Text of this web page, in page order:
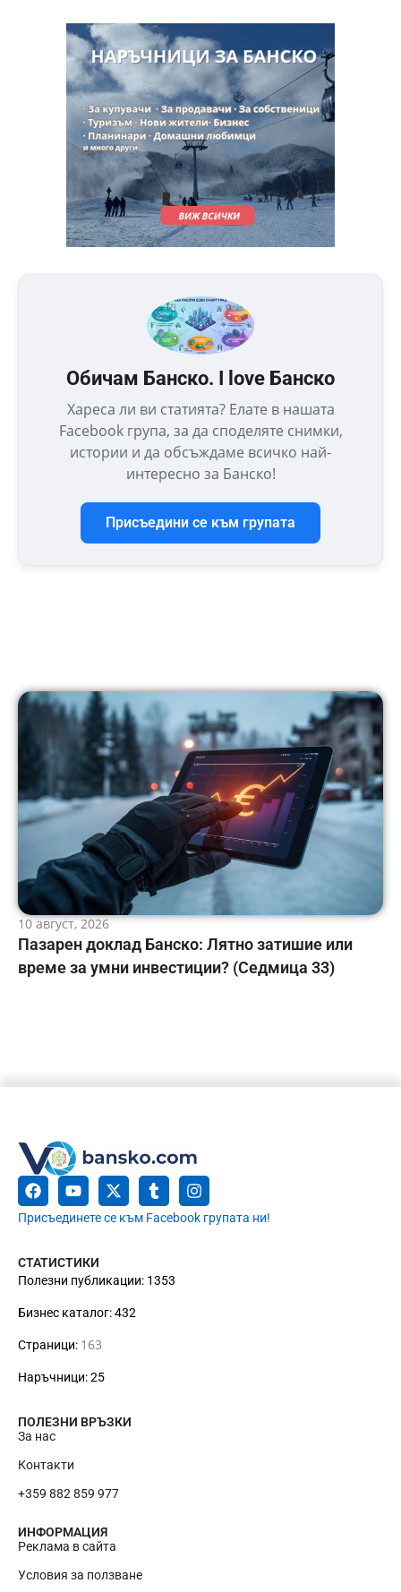
Обичам Банско. I love Банско
Хареса ли ви статията? Елате в нашата
Facebook група, за да споделяте снимки,
истории и да обсъждаме всичко най-
интересно за Банско!
Присъедини се към групата
10 август, 2026
Пазарен доклад Банско: Лятно затишие или
време за умни инвестиции? (Седмица 33)
Присъединете се към Facebook групата ни!
СТАТИСТИКИ
Полезни публикации: 1353
Бизнес каталог: 432
Страници: 163
Наръчници: 25
ПОЛЕЗНИ ВРЪЗКИ
За нас
Контакти
+359 882 859 977
ИНФОРМАЦИЯ
Реклама в сайта
Условия за ползване